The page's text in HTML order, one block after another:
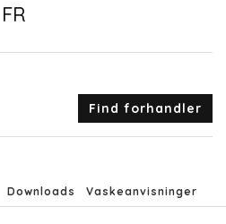
Find forhandler
Downloads Vaskeanvisninger